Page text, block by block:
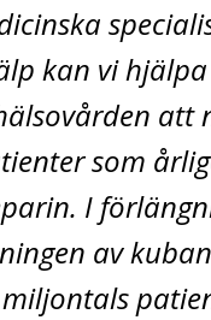
kan vi
att
som
I
av